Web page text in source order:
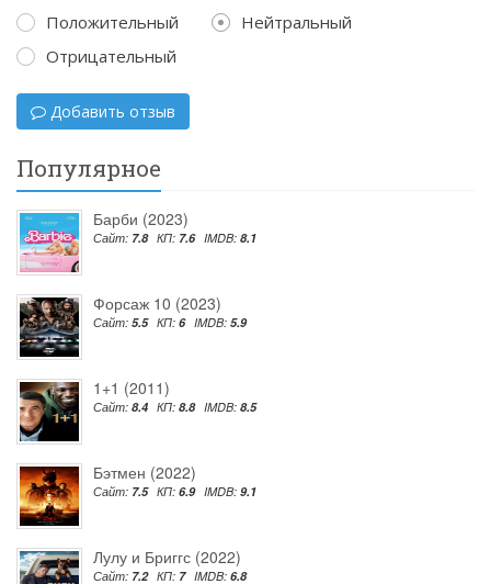
Положительный
Нейтральный
Отрицательный
Добавить отзыв
Популярное
Барби (2023)
Сайт: 7.8 КП: 7.6 IMDB: 8.1
Форсаж 10 (2023)
Сайт: 5.5 КП: 6 IMDB: 5.9
1+1 (2011)
Сайт: 8.4 КП: 8.8 IMDB: 8.5
Бэтмен (2022)
Сайт: 7.5 КП: 6.9 IMDB: 9.1
Лулу и Бриггс (2022)
Сайт: 7.2 КП: 7 IMDB: 6.8